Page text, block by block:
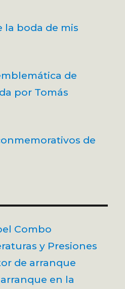
la boda de mis
de
por Tomás
de
Combo
y Presiones
de arranque
en la